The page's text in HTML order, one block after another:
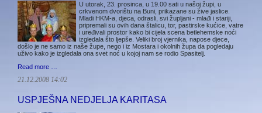
U utorak, 23. prosinca, u 19.00 sati u našoj župi, u
crkvenom dvorištu na Buni, prikazane su žive jaslice.
Mladi HKM-a, djeca, odrasli, svi župljani - mlađi i stariji,
pripremali su ovih dana štalicu, tor, pastirske kućice, vatre
i uređivali prostor kako bi cijela scena betlehemske noći
izgledala što ljepše. Veliki broj vjernika, napose djece,
došlo je ne samo iz naše župe, nego i iz Mostara i okolnih župa da pogledaju
uživo kako je izgledala ona svet noć u kojoj nam se rodio Spasitelj.
Read more …
21.12.2008 14:02
USPJEŠNA NEDJELJA KARITASA